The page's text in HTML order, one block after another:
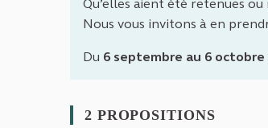
Qu’elles aient été retenues
Nous vous invitons à en
Du 6 septembre au 6 octobre
2 PROPOSITIONS